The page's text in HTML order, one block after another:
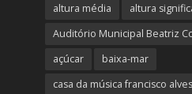
altura média altura
Auditório Municipal Beatriz
açúcar
baixa-mar
casa da música francisco